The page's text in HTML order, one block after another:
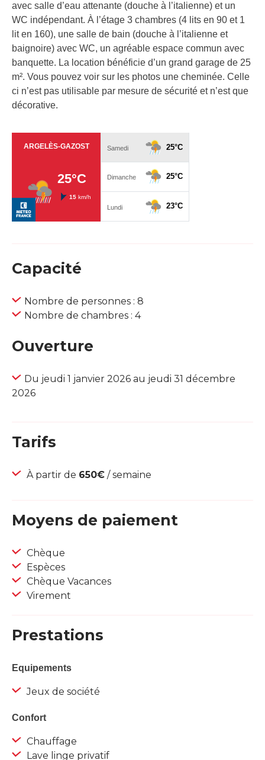
avec salle d’eau attenante (douche à l’italienne) et un
WC indépendant. À l’étage 3 chambres (4 lits en 90 et 1
lit en 160), une salle de bain (douche à l’italienne et
baignoire) avec WC, un agréable espace commun avec
banquette. La location bénéficie d’un grand garage de 25
m². Vous pouvez voir sur les photos une cheminée. Celle
ci n’est pas utilisable par mesure de sécurité et n’est que
décorative.
Capacité
Nombre de personnes : 8
Nombre de chambres : 4
Ouverture
Du jeudi 1 janvier 2026 au jeudi 31 décembre
2026
Tarifs
À partir de 650€ / semaine
Moyens de paiement
Chèque
Espèces
Chèque Vacances
Virement
Prestations
Equipements
Jeux de société
Confort
Chauffage
Lave linge privatif